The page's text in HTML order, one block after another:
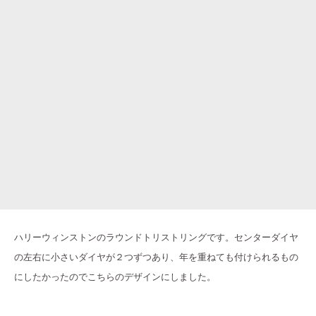
ハリーウィンストンのラウンドトリストリングです。センターダイヤ
の左右に小さいダイヤが２つずつあり、年を重ねても付けられるもの
にしたかったのでこちらのデザインにしました。